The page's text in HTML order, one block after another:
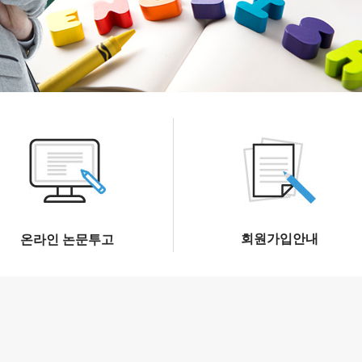
온라인 논문투고 회원가입안내